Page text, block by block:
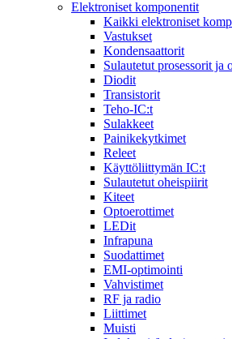
Elektroniset komponentit
Kaikki elektroniset
Vastukset
Kondensaattorit
Sulautetut prosessorit ja
Diodit
Transistorit
Teho-IC:t
Sulakkeet
Painikekytkimet
Releet
Käyttöliittymän IC:t
Sulautetut oheispiirit
Kiteet
Optoerottimet
LEDit
Infrapuna
Suodattimet
EMI-optimointi
Vahvistimet
RF ja radio
Liittimet
Muisti